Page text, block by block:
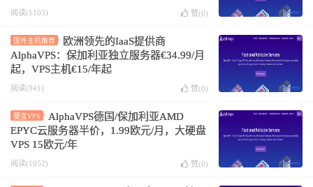
阅读(1103) 赞(0)
国外主机推荐
欧洲领先的IaaS提供商
AlphaVPS：保加利亚独立服务器€34.99/月
起，VPS主机€15/年起
阅读(941) 赞(0)
便宜VPS
AlphaVPS德国/保加利亚AMD
EPYC云服务器半价，1.99欧元/月，大硬盘
VPS 15欧元/年
阅读(1052) 赞(0)